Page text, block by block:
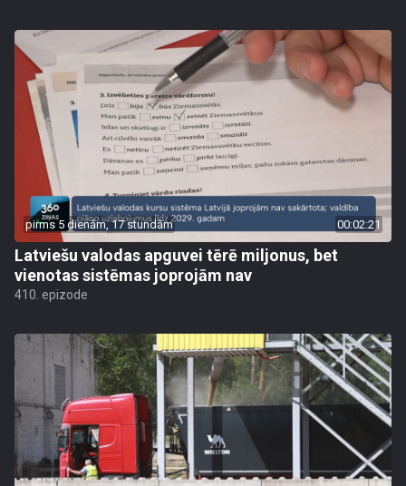
pirms 5 dienām, 17 stundām 00:02:21
Latviešu valodas apguvei tērē miljonus, bet
vienotas sistēmas joprojām nav
410. epizode